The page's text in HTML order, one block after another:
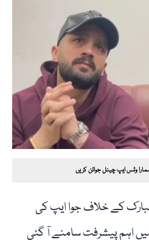
وٹس ایپ چینل جوائن کریں
کے خلاف جوا ایپ کی
اہم پیشرفت سامنے آ گئی